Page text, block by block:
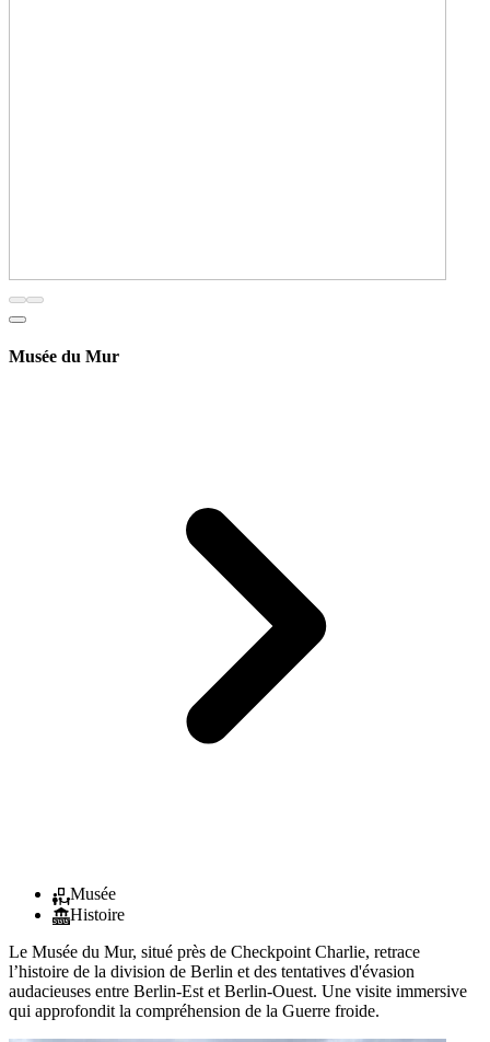
Musée du Mur
Musée
Histoire
Le Musée du Mur, situé près de Checkpoint Charlie, retrace
l’histoire de la division de Berlin et des tentatives d'évasion
audacieuses entre Berlin-Est et Berlin-Ouest. Une visite immersive
qui approfondit la compréhension de la Guerre froide.